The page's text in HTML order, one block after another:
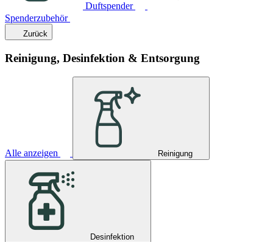
Duftspender
Spenderzubehör
Zurück
Reinigung, Desinfektion & Entsorgung
Alle anzeigen Reinigung
Desinfektion